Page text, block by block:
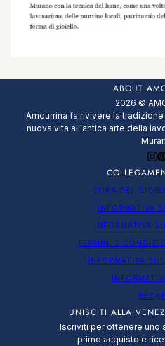
ABOUT
2026 ©
Amourrina fa rivivere la
nuova vita all'antica arte della
CURA DEL
INFORMATIVA
INFORMATIVA
TERMINI E
INFORMATIVA
UNISCITI ALLA
Iscriviti per ottenere uno
primo acquisto e